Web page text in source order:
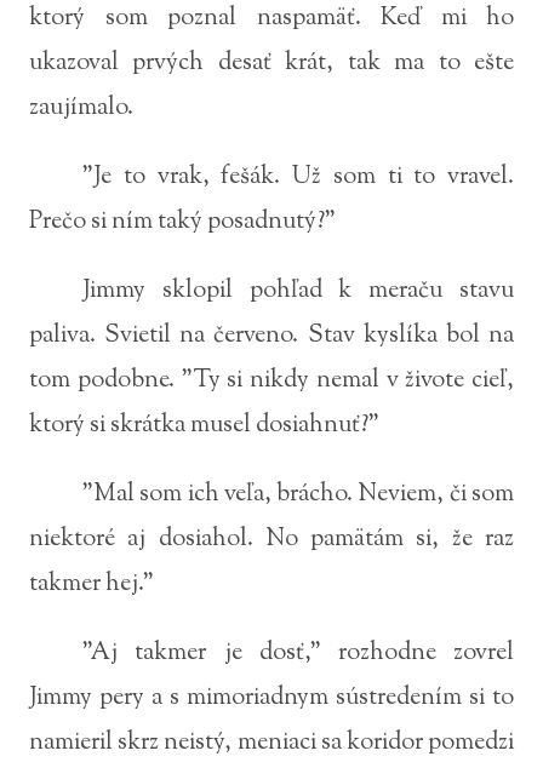
ktorý som poznal naspamäť. Keď mi ho
ukazoval prvých desať krát, tak ma to ešte
zaujímalo.
"Je to vrak, fešák. Už som ti to vravel.
Prečo si ním taký posadnutý?"
Jimmy sklopil pohľad k meraču stavu
paliva. Svietil na červeno. Stav kyslíka bol na
tom podobne. "Ty si nikdy nemal v živote cieľ,
ktorý si skrátka musel dosiahnuť?"
"Mal som ich veľa, brácho. Neviem, či som
niektoré aj dosiahol. No pamätám si, že raz
takmer hej."
"Aj takmer je dosť," rozhodne zovrel
Jimmy pery a s mimoriadnym sústredením si to
namieril skrz neistý, meniaci sa koridor pomedzi